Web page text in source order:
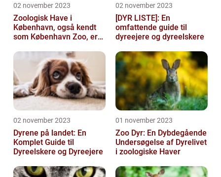
02 november 2023
Zoologisk Have i
København, også kendt
som København Zoo, er
og mest populære ...
02 november 2023
[DYR LISTE]: En
omfattende guide til
dyreejere og dyreelskere
02 november 2023
Dyrene på landet: En
Komplet Guide til
Dyreelskere og Dyreejere
01 november 2023
Zoo Dyr: En Dybdegående
Undersøgelse af Dyrelivet
i zoologiske Haver